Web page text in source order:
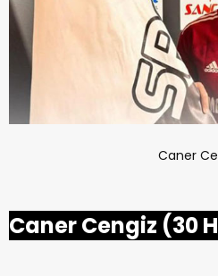
Caner
Caner Cengiz (30